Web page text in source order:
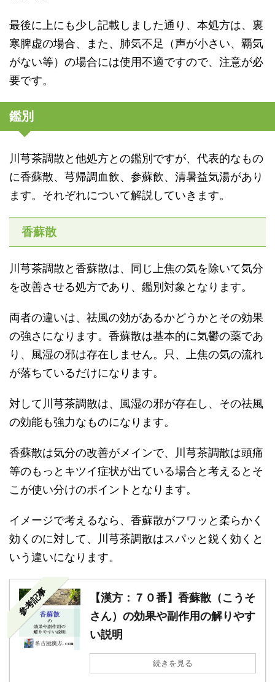
最後に上にも少し記載しました通り、本処方は、裏
寒脾虚の場合、また、肺気不足（声が小さい、覇気
がない等）の場合には使用不適ですので、注意が必
要です。
鑑別
川芎茶調散と他処方との鑑別ですが、代表的なもの
に香蘇散、芎帰調血飲、参蘇飲、清暑益気湯があり
ます。それぞれについて解説していきます。
香蘇散
川芎茶調散と香蘇散は、同じ上焦の気を除いて気分
を改善させる処方であり、鑑別対象となります。
両者の違いは、祛風の効があるかどうかとその効果
の強さになります。香蘇散は基本的に気鬱の薬であ
り、風湿の邪は存在しません。只、上焦の気の流れ
が落ちているだけになります。
対して川芎茶調散は、風湿の邪が存在し、その祛風
の効能も強力なものになります。
香蘇散は気分の改善がメインで、川芎茶調散は頭痛
等のもっとキツイ症状が出ている場合と考えるとそ
こが使い分けのポイントとなります。
イメージで考えるなら、香蘇散がフワッと柔らかく
効くのに対して、川芎茶調散はスパッと鋭く効くと
いう違いになります。
参考記事
【漢方：７０番】香蘇散（こうそ
さん）の効果や副作用の解りやす
い説明
続きを見る